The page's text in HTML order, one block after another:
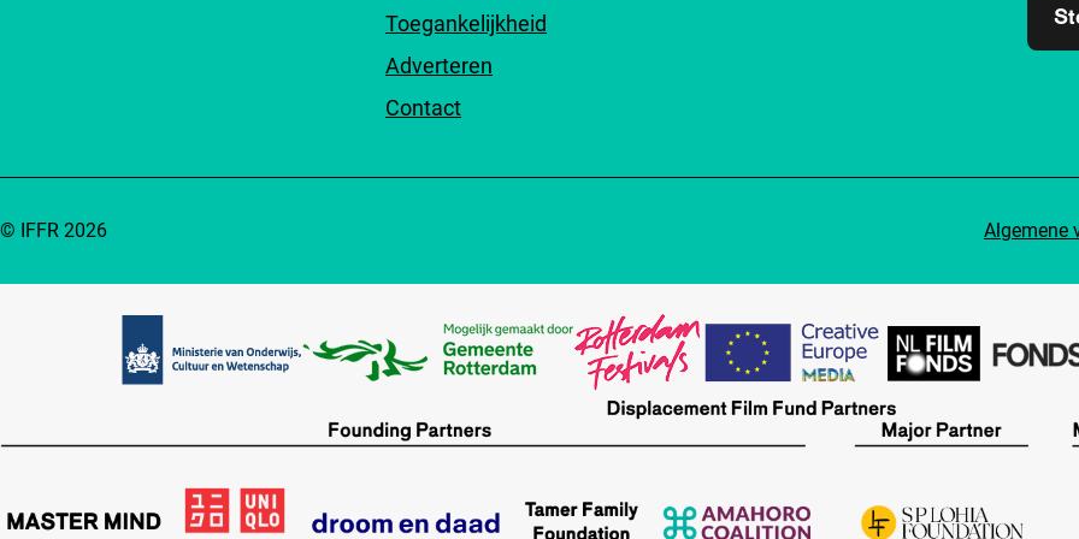
Toegankelijkheid
Adverteren
Contact
Algemene
© IFFR 2026